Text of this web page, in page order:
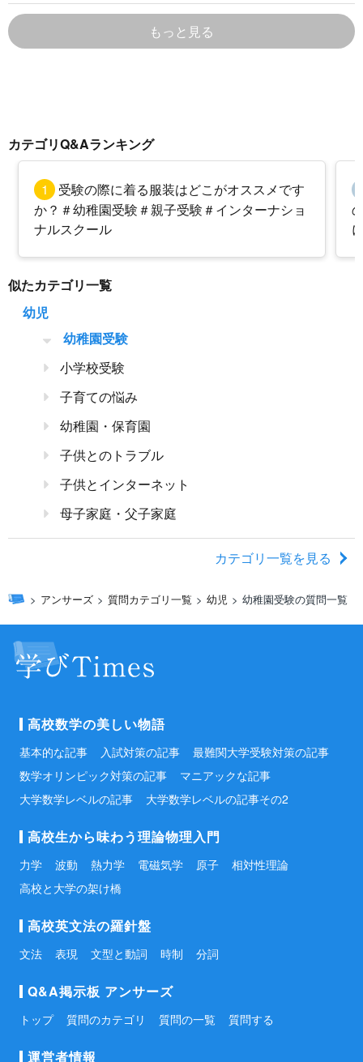
もっと見る
カテゴリQ&Aランキング
1
か？＃幼稚園受験＃親子受験＃インターナショ
ナルスクール
似たカテゴリ一覧
幼児
幼稚園受験
小学校受験
子育ての悩み
幼稚園・保育園
子供とのトラブル
子供とインターネット
母子家庭・父子家庭
カテゴリ一覧を見る
アンサーズ 質問カテゴリ一覧 幼児 幼稚園受験の質問一覧
高校数学の美しい物語
基本的な記事 入試対策の記事
最難関大学受験対策の記事
数学オリンピック対策の記事
マニアックな記事
大学数学レベルの記事
大学数学レベルの記事その2
高校生から味わう理論物理入門
力学 波動 熱力学 電磁気学 原子
相対性理論
高校と大学の架け橋
高校英文法の羅針盤
文法 表現 文型と動詞 時制 分詞
Q&A掲示板 アンサーズ
トップ 質問のカテゴリ 質問の一覧 質問する
運営者情報